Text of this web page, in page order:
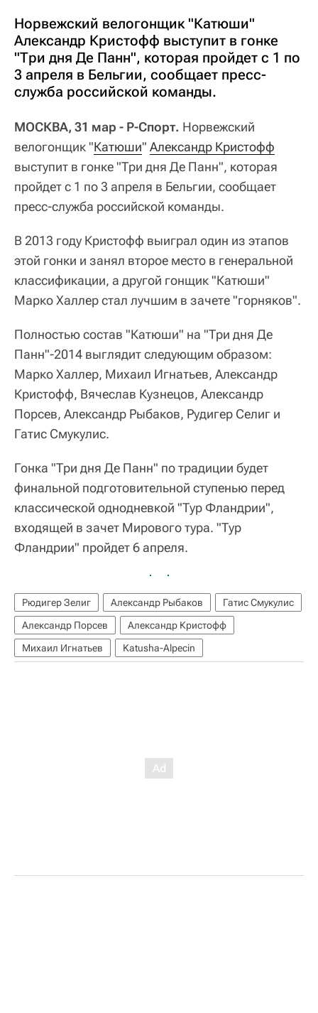
Норвежский велогонщик "Катюши"
Александр Кристофф выступит в гонке
"Три дня Де Панн", которая пройдет с 1 по
3 апреля в Бельгии, сообщает пресс-
служба российской команды.
МОСКВА, 31 мар - Р-Спорт. Норвежский
велогонщик "Катюши" Александр Кристофф
выступит в гонке "Три дня Де Панн", которая
пройдет с 1 по 3 апреля в Бельгии, сообщает
пресс-служба российской команды.
В 2013 году Кристофф выиграл один из этапов
этой гонки и занял второе место в генеральной
классификации, а другой гонщик "Катюши"
Марко Халлер стал лучшим в зачете "горняков".
Полностью состав "Катюши" на "Три дня Де
Панн"-2014 выглядит следующим образом:
Марко Халлер, Михаил Игнатьев, Александр
Кристофф, Вячеслав Кузнецов, Александр
Порсев, Александр Рыбаков, Рудигер Селиг и
Гатис Смукулис.
Гонка "Три дня Де Панн" по традиции будет
финальной подготовительной ступенью перед
классической однодневкой "Тур Фландрии",
входящей в зачет Мирового тура. "Тур
Фландрии" пройдет 6 апреля.
Рюдигер Зелиг Александр Рыбаков
Гатис Смукулис
Александр Порсев
Александр Кристофф
Михаил Игнатьев
Katusha-Alpecin